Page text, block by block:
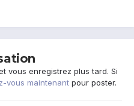
vous enregistrez plus tard. Si
vous maintenant pour poster.